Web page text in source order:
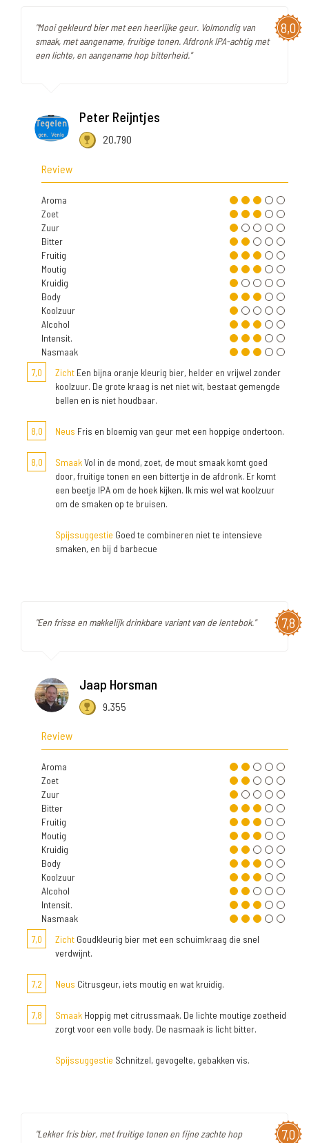
8,0
"Mooi gekleurd bier met een heerlijke geur. Volmondig van
smaak, met aangename, fruitige tonen. Afdronk IPA-achtig met
een lichte, en aangename hop bitterheid."
Peter Reijntjes
20.790
Review
Aroma
Zoet
Zuur
Bitter
Fruitig
Moutig
Kruidig
Body
Koolzuur
Alcohol
Intensit.
Nasmaak
7,0
Zicht Een bijna oranje kleurig bier, helder en vrijwel zonder
koolzuur. De grote kraag is net niet wit, bestaat gemengde
bellen en is niet houdbaar.
8,0 Neus Fris en bloemig van geur met een hoppige ondertoon.
8,0 SmaakVol in de mond, zoet, de mout smaak komt goed
door, fruitige tonen en een bittertje in de afdronk. Er komt
een beetje IPA om de hoek kijken. Ik mis wel wat koolzuur
om de smaken op te bruisen.
Spijssuggestie Goed te combineren niet te intensieve
smaken, en bij d barbecue
7,8
"Een frisse en makkelijk drinkbare variant van de lentebok."
Jaap Horsman
9.355
Review
Aroma
Zoet
Zuur
Bitter
Fruitig
Moutig
Kruidig
Body
Koolzuur
Alcohol
Intensit.
Nasmaak
7,0
Zicht Goudkleurig bier met een schuimkraag die snel
verdwijnt.
7,2 Neus Citrusgeur, iets moutig en wat kruidig.
7,8 Smaak Hoppig met citrussmaak. De lichte moutige zoetheid
zorgt voor een volle body. De nasmaak is licht bitter.
Spijssuggestie Schnitzel, gevogelte, gebakken vis.
7,0
"Lekker fris bier, met fruitige tonen en fijne zachte hop